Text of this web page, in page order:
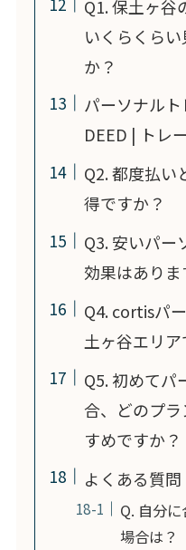
Q1. 保土ヶ谷
いくらくら
か？
パーソナル
DEED | トレ
Q2. 都度払い
得ですか？
Q3. 安いパー
効果はありま
Q4. cortisパ
土ヶ谷エリ
Q5. 初めてパ
合、どのプ
すめですか？
よくある質問
Q. 自分
場合は？